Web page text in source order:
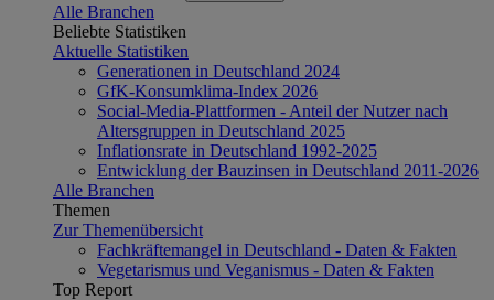
Alle Branchen
Beliebte Statistiken
Aktuelle Statistiken
Generationen in Deutschland 2024
GfK-Konsumklima-Index 2026
Social-Media-Plattformen - Anteil der Nutzer nach
Altersgruppen in Deutschland 2025
Inflationsrate in Deutschland 1992-2025
Entwicklung der Bauzinsen in Deutschland 2011-2026
Alle Branchen
Themen
Zur Themenübersicht
Fachkräftemangel in Deutschland - Daten & Fakten
Vegetarismus und Veganismus - Daten & Fakten
Top Report